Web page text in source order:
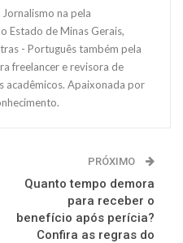
na pela
Estado de Minas Gerais,
- Português também pela
freelancer e revisora de
acadêmicos. Apaixonada por
PRÓXIMO
Quanto tempo demora
para receber o
benefício após perícia?
Confira as regras do